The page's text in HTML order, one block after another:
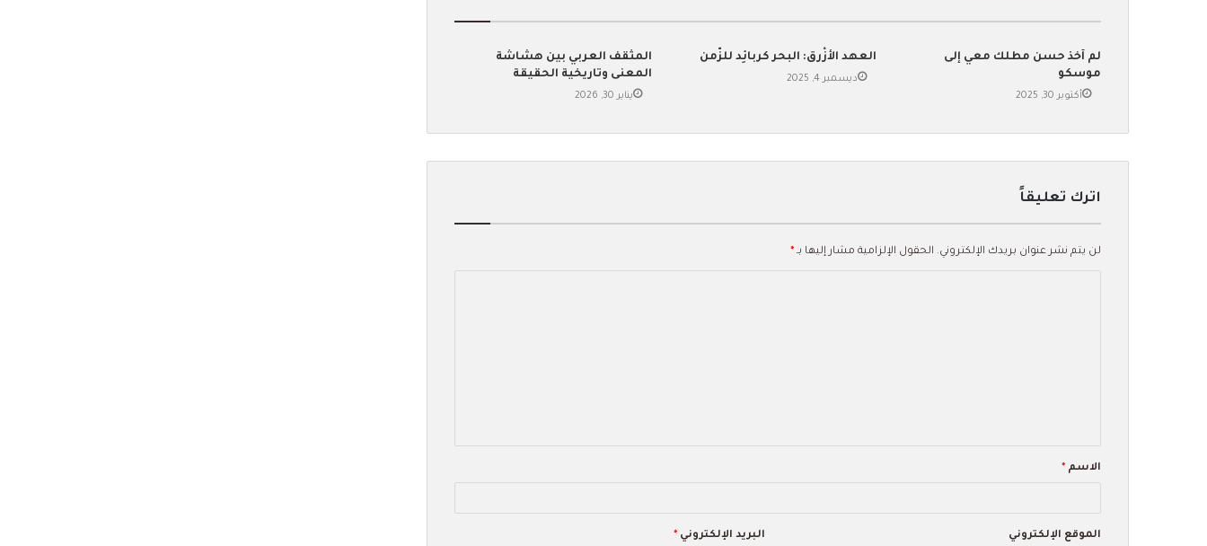
المثقف العربي بين هشاشة
المعنى وتاريخية الحقيقة
يناير 30, 2026
العهد الأزْرق: البحر كربائِد للزّمن
ديسمبر 4, 2025
لم آخذ حسن مطلك معي إلى
موسكو
أكتوبر 30, 2025
اترك تعليقاً
لن يتم نشر عنوان بريدك الإلكتروني. الحقول الإلزامية مشار إليها بـ *
ق
*الاسم *
البريد الإلكتروني* الموقع الإلكتروني